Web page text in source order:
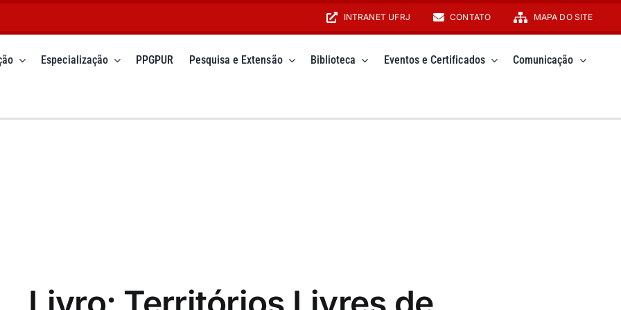
INTRANET UFRJ CONTATO MAPA DO SITE
Especialização PPGPUR Pesquisa e Extensão Biblioteca Eventos e Certificados Comunicação